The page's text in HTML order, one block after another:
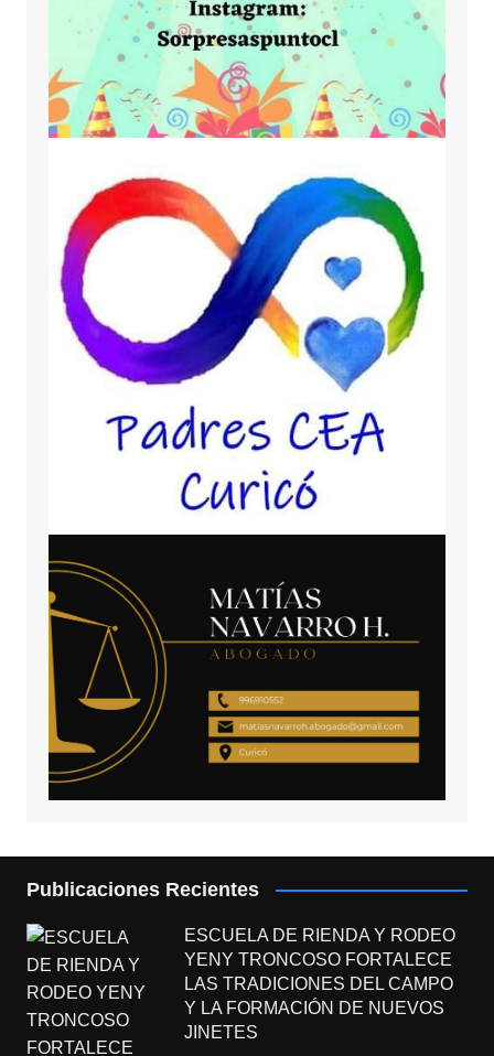
Publicaciones Recientes
ESCUELA DE RIENDA Y RODEO
YENY TRONCOSO FORTALECE
LAS TRADICIONES DEL CAMPO
Y LA FORMACIÓN DE NUEVOS
JINETES